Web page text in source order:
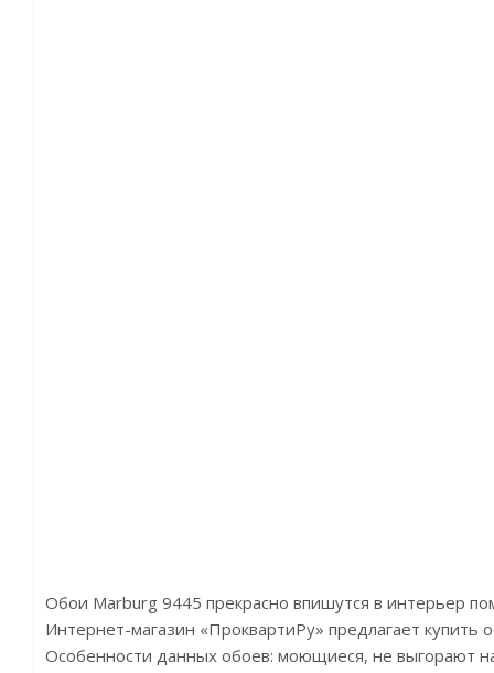
Обои Marburg 9445 прекрасно впишутся в интерьер
Интернет-магазин «ПроквартиРу» предлагает
Особенности данных обоев: моющиеся, не выгорают